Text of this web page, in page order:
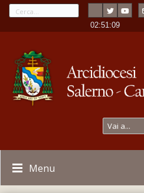
-02:51:09
Menu